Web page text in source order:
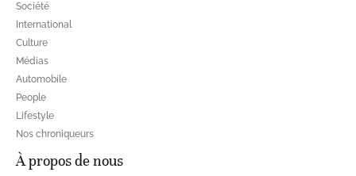
Société
International
Culture
Médias
Automobile
People
Lifestyle
Nos chroniqueurs
À propos de nous